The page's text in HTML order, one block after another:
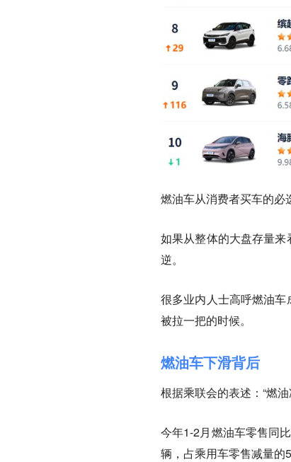
燃油车从消费者买车的必
如果从整体的大盘存量
逆。
很多业内人士高呼燃油
被拉一把的时候。
燃油车下滑背后
根据乘联会的表述：“燃
今年1-2月燃油车零售同
辆，占乘用车零售减量的